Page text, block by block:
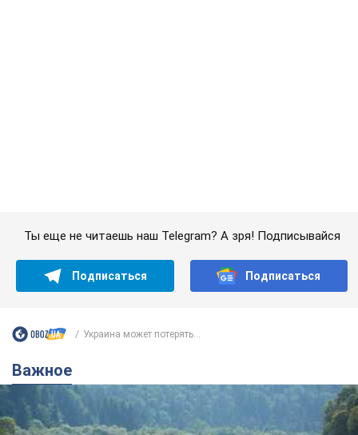
полигоны: как проблему джипинга решают за
границей
Украине не помешает взять пример со стран Европы
8.08.2026 05:10 2,3 т.